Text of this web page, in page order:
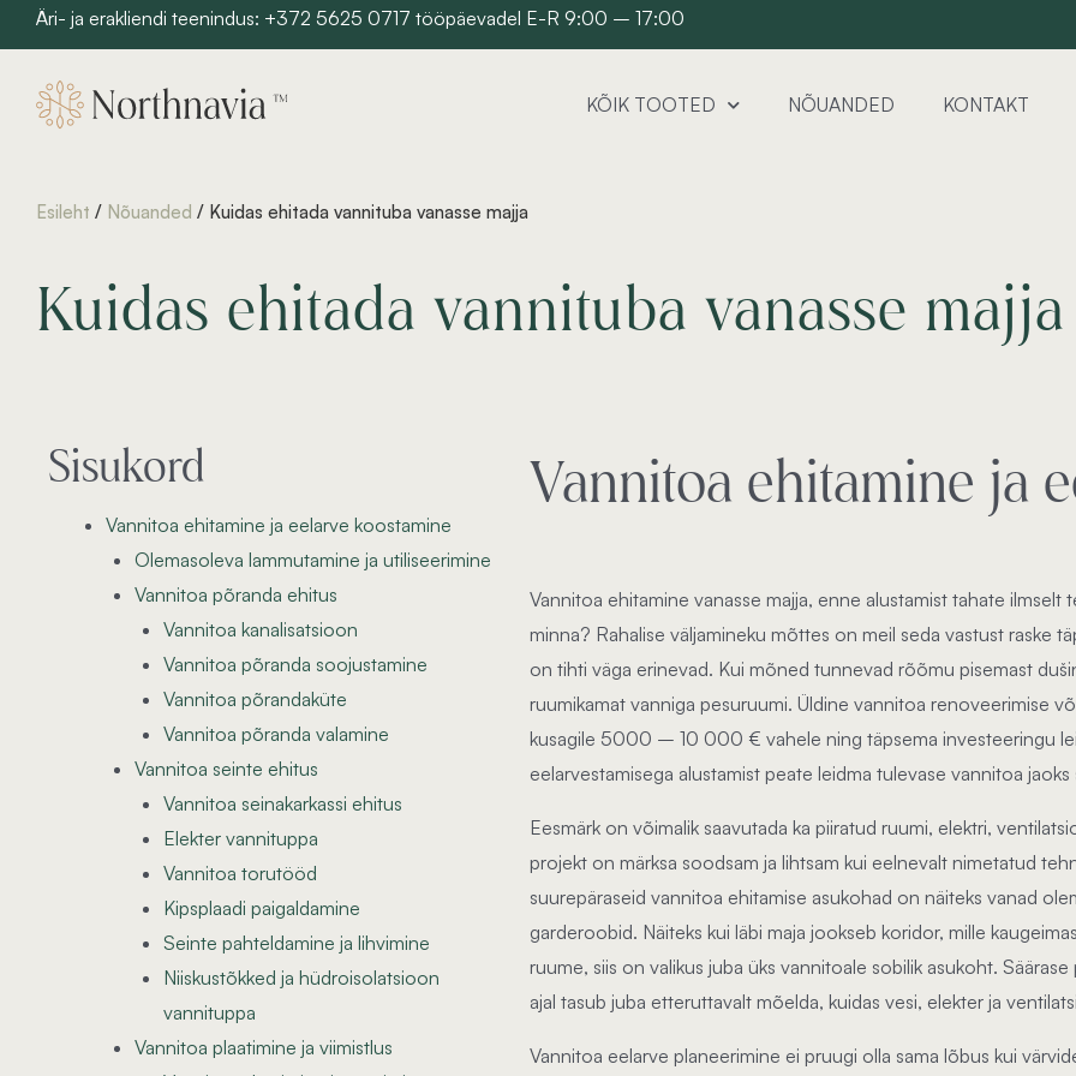
to
content
Äri- ja erakliendi teenindus: +372 5625 0717 tööpäevadel E-R 9:00 – 17:00
KÕIK TOOTED NÕUANDED KONTAKT
Esileht / Nõuanded / Kuidas ehitada vannituba vanasse majja
Kuidas ehitada vannituba vanasse majja
Sisukord
Vannitoa ehitamine ja eelarve koostamine
Olemasoleva lammutamine ja utiliseerimine
Vannitoa põranda ehitus
Vannitoa kanalisatsioon
Vannitoa põranda soojustamine
Vannitoa põrandaküte
Vannitoa põranda valamine
Vannitoa seinte ehitus
Vannitoa seinakarkassi ehitus
Elekter vannituppa
Vannitoa torutööd
Kipsplaadi paigaldamine
Seinte pahteldamine ja lihvimine
Niiskustõkked ja hüdroisolatsioon
vannituppa
Vannitoa plaatimine ja viimistlus
Vannitoa ehitamine ja
Vannitoa ehitamine vanasse majja, enne alustamist tahate
minna? Rahalise väljamineku mõttes on meil seda vastust raske
on tihti väga erinevad. Kui mõned tunnevad rõõmu pisemast
ruumikamat vanniga pesuruumi. Üldine vannitoa renoveerimise
kusagile 5000 – 10 000 € vahele ning täpsema investeeringu
eelarvestamisega alustamist peate leidma tulevase vannitoa
Eesmärk on võimalik saavutada ka piiratud ruumi, elektri,
projekt on märksa soodsam ja lihtsam kui eelnevalt nimetatud
suurepäraseid vannitoa ehitamise asukohad on näiteks vanad
garderoobid. Näiteks kui läbi maja jookseb koridor, mille
ruume, siis on valikus juba üks vannitoale sobilik asukoht.
ajal tasub juba etteruttavalt mõelda, kuidas vesi, elekter ja
Vannitoa eelarve planeerimine ei pruugi olla sama lõbus kui